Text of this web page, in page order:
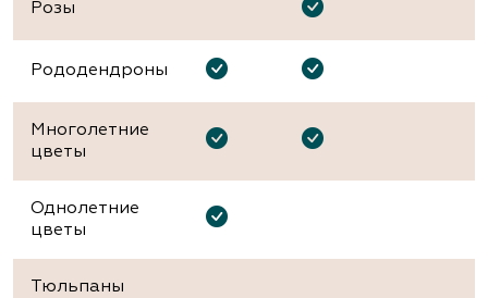
Розы
Рододендроны
Многолетние
цветы
Однолетние
цветы
Тюльпаны